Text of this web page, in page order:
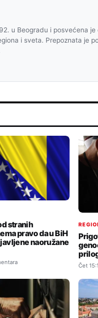
u Beogradu i posvećena
i sveta. Prepoznata je
stranih
pravo da u BiH
naoružane
Čet